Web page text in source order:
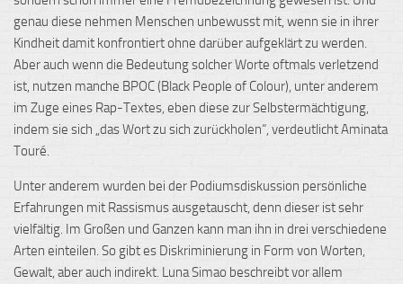
genau diese nehmen Menschen unbewusst mit, wenn sie in ihrer
Kindheit damit konfrontiert ohne darüber aufgeklärt zu werden.
Aber auch wenn die Bedeutung solcher Worte oftmals verletzend
ist, nutzen manche BPOC (Black People of Colour), unter anderem
im Zuge eines Rap-Textes, eben diese zur Selbstermächtigung,
indem sie sich „das Wort zu sich zurückholen“, verdeutlicht Aminata
Touré.
Unter anderem wurden bei der Podiumsdiskussion persönliche
Erfahrungen mit Rassismus ausgetauscht, denn dieser ist sehr
vielfältig. Im Großen und Ganzen kann man ihn in drei verschiedene
Arten einteilen. So gibt es Diskriminierung in Form von Worten,
Gewalt, aber auch indirekt. Luna Simao beschreibt vor allem